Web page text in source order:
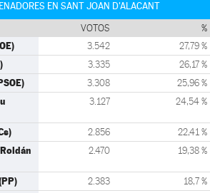
EN SANT JOAN D'ALACANT
VOTOS %
3.542 27,79 %
3.335 26,17 %
3.308 25,96 %
3.127 24,54 %
2.856 22,41 %
2.470 19,38 %
2.383 18,7 %